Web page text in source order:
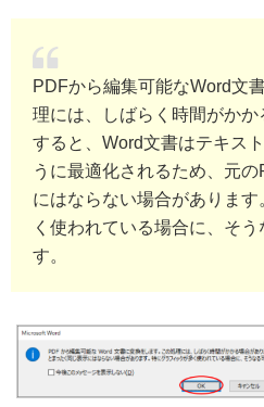
PDFから編集可能なWord文
理には、しばらく時間がか
すると、Word文書はテキス
うに最適化されるため、元
にはならない場合がありま
く使われている場合に、そ
す。